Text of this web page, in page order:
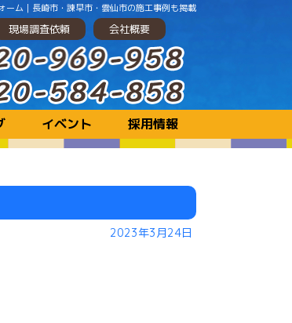
ム｜長崎市・諫早市・雲仙市の施工事例も掲載
現場調査依頼 会社概要
イベント 採用情報
2023年3月24日